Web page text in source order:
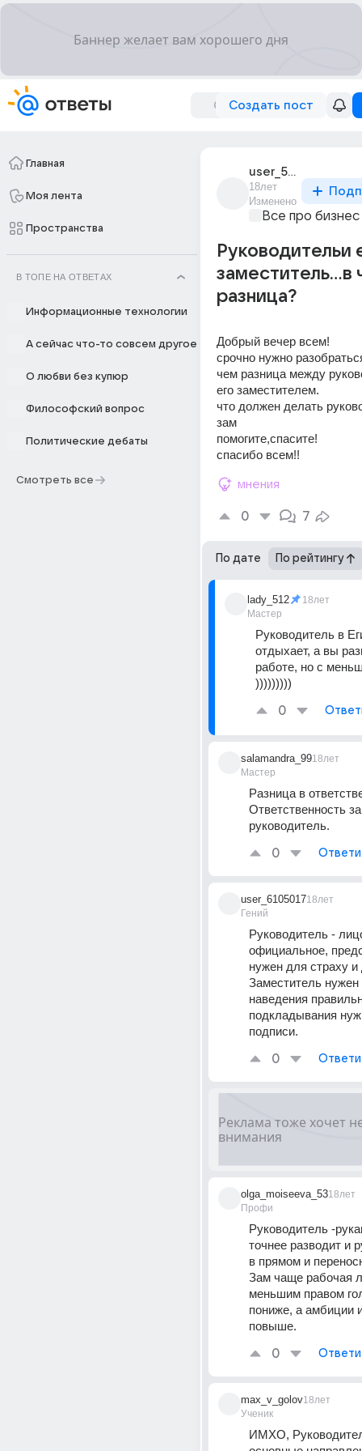
Создать пост
Главная
Моя лента
Пространства
В ТОПЕ НА ОТВЕТАХ
Информационные технологии
А сейчас что-то совсем другое
О любви без купюр
Философский вопрос
Политические дебаты
Смотреть все
user_5782592
18лет
Изменено
Все про бизнес
Руководительи
заместитель...в
разница?
Добрый вечер всем!
срочно нужно
чем разница между
его заместителем.
что должен делать
зам
помогите,спасите!
спасибо всем!!
мнения
0 7
По дате По рейтингу
lady_512
Мастер
18лет
Руководитель в
отдыхает, а вы
работе, но с
)))))))))
0
salamandra_99
Мастер
18лет
Разница в
Ответственность
руководитель.
0
user_6105017
Гений
18лет
Руководитель -
официальное,
нужен для страху
Заместитель
наведения
подкладывания
подписи.
0
olga_moiseeva_53
Профи
18лет
Руководитель -
точнее разводит и
в прямом и
Зам чаще рабочая
меньшим правом
пониже, а амбиции
повыше.
0
max_v_golov
Ученик
18лет
ИМХО,